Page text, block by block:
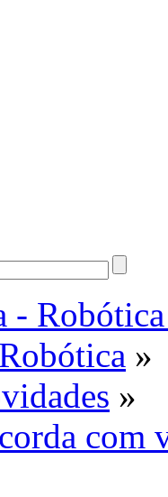
-
»
»
com